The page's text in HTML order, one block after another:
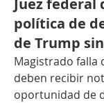
Juez federal
política de
de Trump
Magistrado falla
deben recibir
oportunidad de